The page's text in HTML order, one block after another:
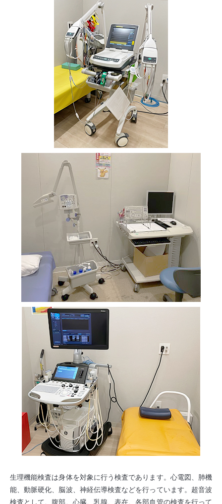
生理機能検査は身体を対象に行う検査であります。心電図、肺機
能、動脈硬化、脳波、神経伝導検査などを行っています。超音波
検査として、腹部、心臓、乳腺、表在、各部血管の検査を行って